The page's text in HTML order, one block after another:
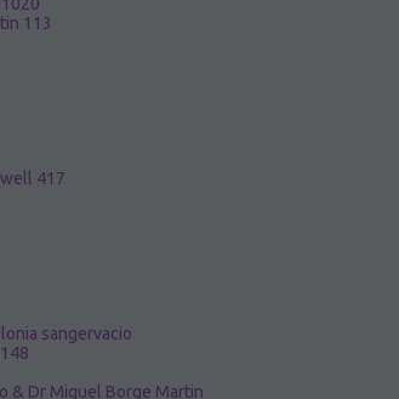
113
417
sangervacio
& Dr Miguel Borge Martin